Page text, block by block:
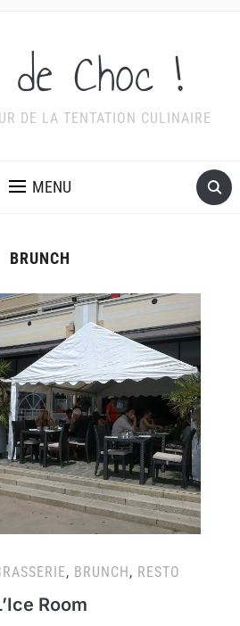
de Choc !
DE LA TENTATION CULINAIRE
MENU
BRUNCH
, BRUNCH, RESTO
Room